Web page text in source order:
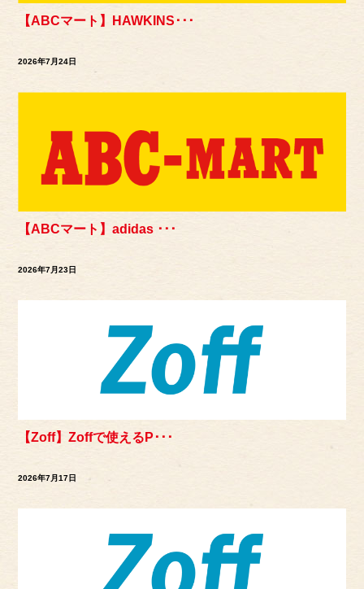
【ABCマート】HAWKINS･･･
2026年7月24日
【ABCマート】adidas ･･･
2026年7月23日
【Zoff】Zoffで使えるP･･･
2026年7月17日